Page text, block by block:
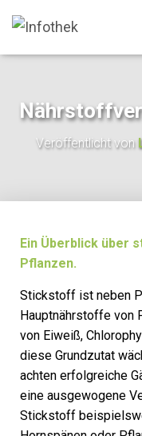
Veröffentlicht von
Ein Überblick über
Pflanzen.
Stickstoff ist neben
Hauptnährstoffe von
von Eiweiß,
diese Grundzutat
achten erfolgreiche
eine ausgewogene
Stickstoff